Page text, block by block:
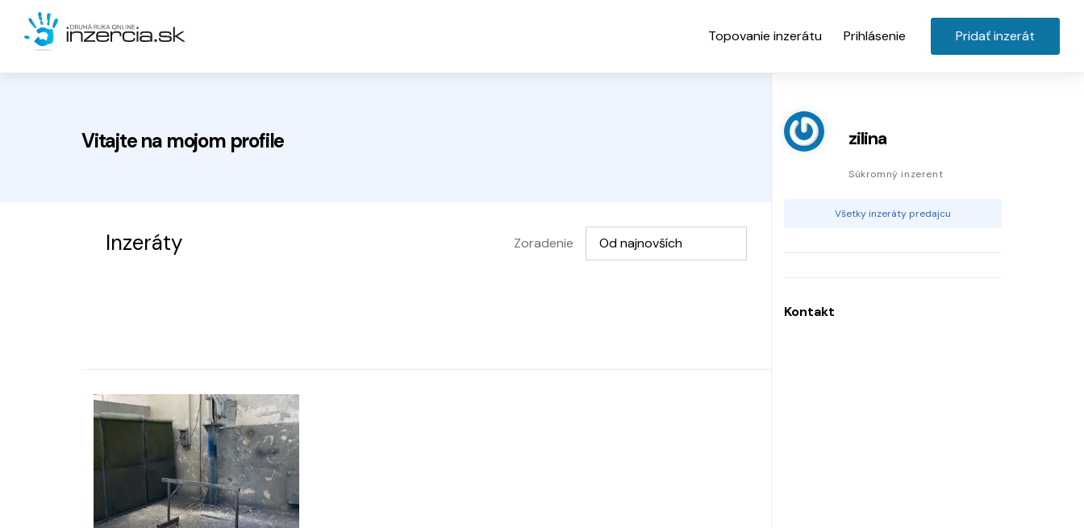
Topovanie inzerátu Prihlásenie Pridať inzerát
Vitajte na mojom profile
Inzeráty Zoradenie Vyberte možnosť
Od najnovších
zilina
Súkromný inzerent
Všetky inzeráty predajcu
Kontakt